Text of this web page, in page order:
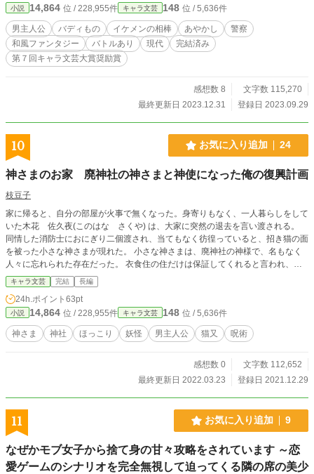
小説 14,864 位 / 228,955件 キャラ文芸 148 位 / 5,636件
男主人公 バディもの イケメンの相棒 あやかし
警察
和風ファンタジー
バトルあり 現代
完結済み
第７回キャラ文芸大賞奨励賞
感想数 8
文字数 115,270
最終更新日 2023.12.31
登録日 2023.09.29
10 お気に入り追加 24
神さまのお家 廃神社の神さまと神使になった俺の復興計画
枝豆子
家に帰ると、自分の部屋が火事で無くなった。身寄りもなく、一人暮らしをして
いた木花 佐久夜(このはな さくや) は、大家に突然の退去を言い渡される。
同情した消防士におにぎり二個渡され、当てもなく彷徨っていると、招き猫の面
を被った小さな神さまが現れた。 小さな神さまは、廃神社の神様で、名もなく
人々に忘れられた存在だった。 衣食住の住だけは保証してくれると言われ、取
り敢えず落ちこぼれの神さまの神使となった佐久夜。 受けた御恩？に報いる
為、神さまと一緒に、神社復興を目指します。 小説家になろうにも掲載してお
ります
キャラ文芸 完結 長編
24h.ポイント 63pt
小説 14,864 位 / 228,955件 キャラ文芸 148 位 / 5,636件
神さま 神社 ほっこり 妖怪 男主人公 猫又 呪術
感想数 0
文字数 112,652
最終更新日 2022.03.23
登録日 2021.12.29
11 お気に入り追加 9
なぜかモブ女子から捨て身の甘々攻略をされています ～恋
愛ゲームのシナリオを完全無視して迫ってくる隣の席の美少